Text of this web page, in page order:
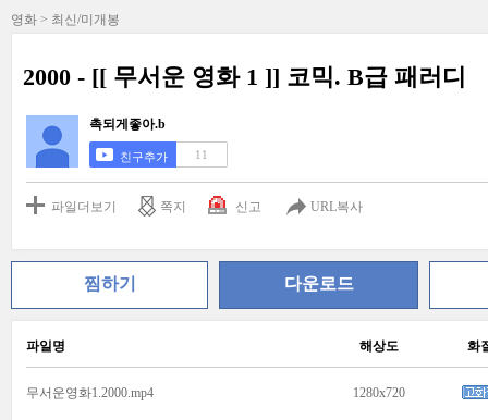
영화 > 최신/미개봉
2000 - [[ 무서운 영화 1 ]] 코믹. B급 패러디
촉되게좋아.b
친구추가 11
파일더보기 쪽지 신고 URL복사
찜하기 다운로드
파일명 해상도 화
무서운영화1.2000.mp4 1280x720